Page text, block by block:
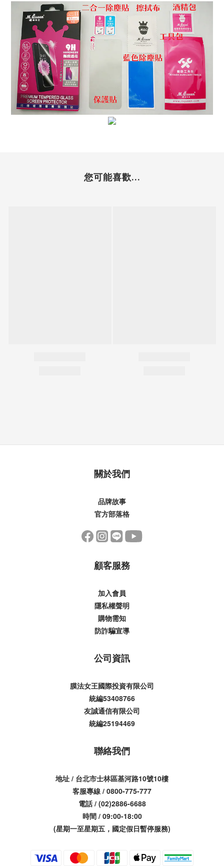
您可能喜歡...
關於我們
品牌故事
官方部落格
顧客服務
加入會員
隱私權聲明
購物需知
防詐騙宣導
公司資訊
膜法女王國際投資有限公司
統編53408766
友誠通信有限公司
統編25194469
聯絡我們
地址 / 台北市士林區基河路10號10樓
客服專線 / 0800-775-777
電話 / (02)2886-6688
時間 / 09:00-18:00
(星期一至星期五，國定假日暫停服務)